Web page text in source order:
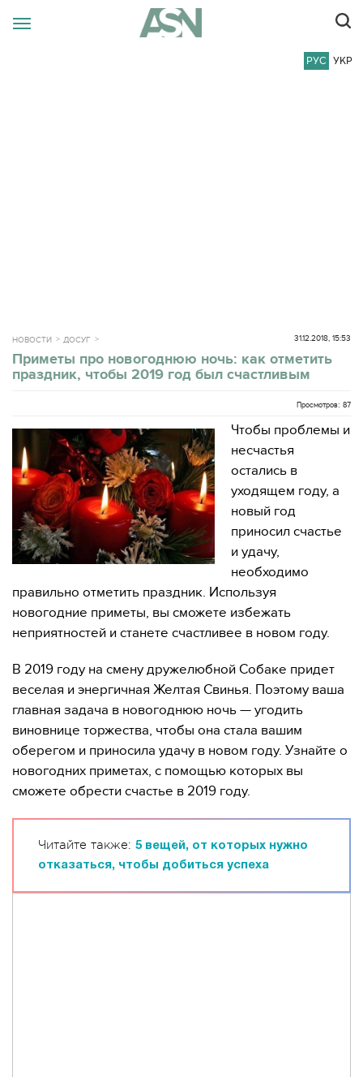
РУС УКР
НОВОСТИ ДОСУГ 31.12.2018, 15:53
Приметы про новогоднюю ночь: как отметить
праздник, чтобы 2019 год был счастливым
Просмотров: 87
Чтобы проблемы и
несчастья
остались в
уходящем году, а
новый год
приносил счастье
и удачу,
необходимо
правильно отметить праздник. Используя
новогодние приметы, вы сможете избежать
неприятностей и станете счастливее в новом году.
В 2019 году на смену дружелюбной Собаке придет
веселая и энергичная Желтая Свинья. Поэтому ваша
главная задача в новогоднюю ночь — угодить
виновнице торжества, чтобы она стала вашим
оберегом и приносила удачу в новом году. Узнайте о
новогодних приметах, с помощью которых вы
сможете обрести счастье в 2019 году.
Читайте также: 5 вещей, от которых нужно
отказаться, чтобы добиться успеха